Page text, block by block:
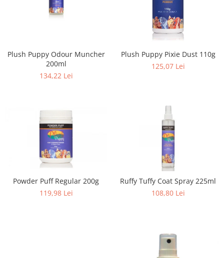
Plush Puppy Odour Muncher
200ml
134,22 Lei
Plush Puppy Pixie Dust 110g
125,07 Lei
Powder Puff Regular 200g
119,98 Lei
Ruffy Tuffy Coat Spray 225ml
108,80 Lei